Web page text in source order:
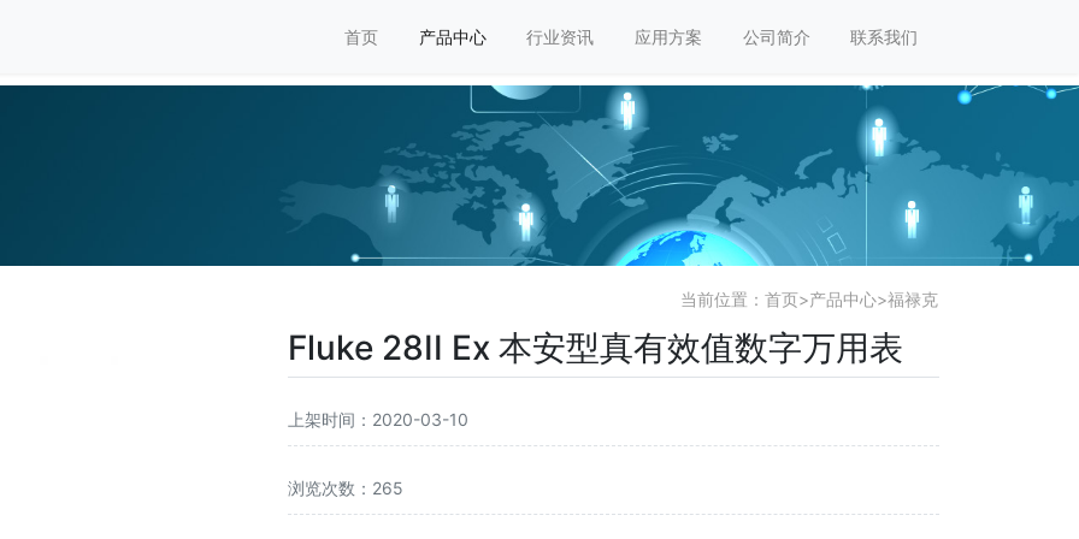
首页 产品中心 行业资讯 应用方案 公司简介 联系我们
当前位置： 首页>产品中心>福禄克
Fluke 28II Ex 本安型真有效值数字万用表
上架时间：2020-03-10
浏览次数：265